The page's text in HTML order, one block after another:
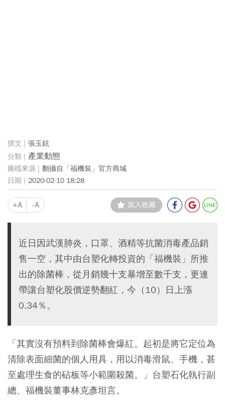
張玉鉉
產業動態
翻攝自「福機裝」官方商城
2020-02-10 18:28
+A -A 加入收藏
近日因武漢肺炎，口罩、酒精等抗菌消毒產品銷
售一空，其中由台塑化轉投資的「福機裝」所推
出的除菌棒，從月銷幾十支暴增至數千支，更連
帶讓台塑化股價逆勢翻紅，今（10）日上漲
0.34％。
「其實沒有預料到除菌棒會爆紅。起初是將它定位為
清除表面細菌的個人用具，用以消毒滑鼠、手機，甚
至處理生食的砧板等小範圍殺菌。」台塑石化執行副
總、福機裝董事林克彥坦言。